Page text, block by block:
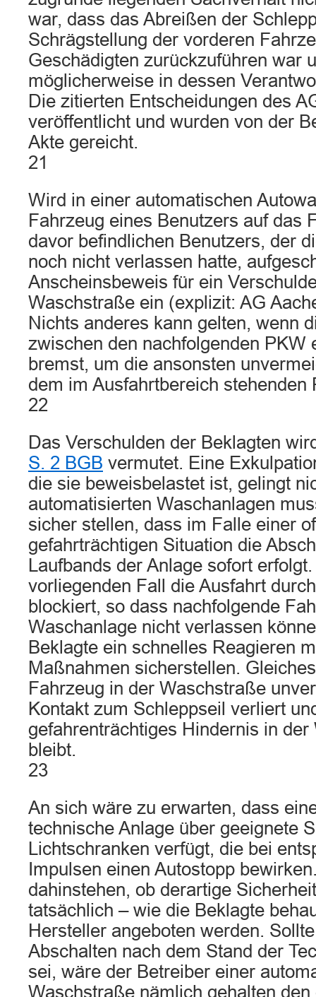
war, dass das Abreißen der
Schrägstellung der vorderen
Geschädigten zurückzuführen war
möglicherweise in dessen
Die zitierten Entscheidungen des
veröffentlicht und wurden von der
Akte gereicht.
21
Wird in einer automatischen
Fahrzeug eines Benutzers auf das
davor befindlichen Benutzers, der
noch nicht verlassen hatte,
Anscheinsbeweis für ein
Waschstraße ein (explizit: AG
Nichts anderes kann gelten, wenn
zwischen den nachfolgenden PKW
bremst, um die ansonsten
dem im Ausfahrtbereich stehenden
22
Das Verschulden der Beklagten
S. 2 BGB vermutet. Eine
die sie beweisbelastet ist, gelingt
automatisierten Waschanlagen
sicher stellen, dass im Falle einer
gefahrträchtigen Situation die
Laufbands der Anlage sofort
vorliegenden Fall die Ausfahrt
blockiert, so dass nachfolgende
Waschanlage nicht verlassen
Beklagte ein schnelles Reagieren
Maßnahmen sicherstellen.
Fahrzeug in der Waschstraße
Kontakt zum Schleppseil verliert
gefahrenträchtiges Hindernis in
bleibt.
23
An sich wäre zu erwarten, dass
technische Anlage über geeignete
Lichtschranken verfügt, die bei
Impulsen einen Autostopp
dahinstehen, ob derartige
tatsächlich – wie die Beklagte
Hersteller angeboten werden.
Abschalten nach dem Stand der
sei, wäre der Betreiber einer
Waschstraße nämlich gehalten